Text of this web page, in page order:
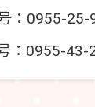
： 0955-25-
：0955-43-